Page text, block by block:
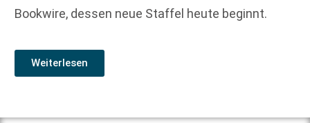
Bookwire, dessen neue Staffel heute beginnt.
Weiterlesen